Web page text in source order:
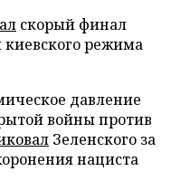
скорый финал
режима
давление
войны против
Зеленского за
нациста